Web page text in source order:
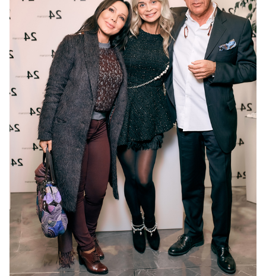
Одно из изделий марки – пальто Manzoni24 –
выступило в качестве лота в рамках розыгрыша
подарков, в честь презентации. Также в лотерее
были разыграны призы от партнеров – салонов
Yuriy Tsarov Beauty Group и спа-центра Premium
Aqua Spa.